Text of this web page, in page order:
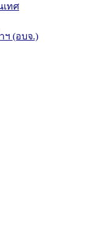
เทศ
ฯ (อบจ.)